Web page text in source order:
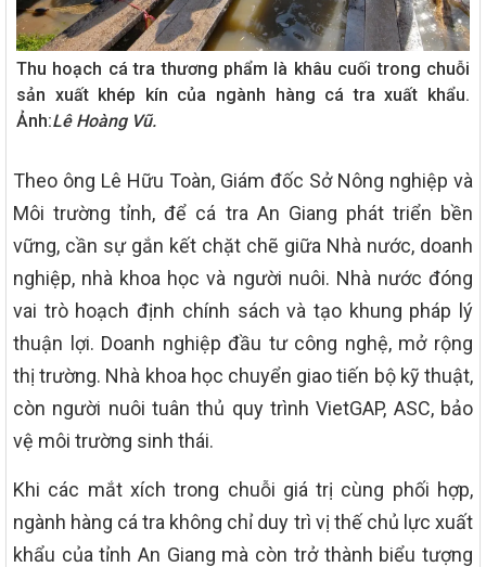
Thu hoạch cá tra thương phẩm là khâu cuối trong chuỗi
sản xuất khép kín của ngành hàng cá tra xuất khẩu.
Ảnh:Lê Hoàng Vũ.
Theo ông Lê Hữu Toàn, Giám đốc Sở Nông nghiệp và
Môi trường tỉnh, để cá tra An Giang phát triển bền
vững, cần sự gắn kết chặt chẽ giữa Nhà nước, doanh
nghiệp, nhà khoa học và người nuôi. Nhà nước đóng
vai trò hoạch định chính sách và tạo khung pháp lý
thuận lợi. Doanh nghiệp đầu tư công nghệ, mở rộng
thị trường. Nhà khoa học chuyển giao tiến bộ kỹ thuật,
còn người nuôi tuân thủ quy trình VietGAP, ASC, bảo
vệ môi trường sinh thái.
Khi các mắt xích trong chuỗi giá trị cùng phối hợp,
ngành hàng cá tra không chỉ duy trì vị thế chủ lực xuất
khẩu của tỉnh An Giang mà còn trở thành biểu tượng